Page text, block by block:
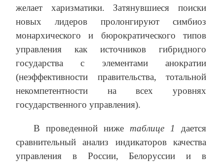
желает харизматики. Затянувшиеся поиски
новых лидеров пролонгируют симбиоз
монархического и бюрократического типов
управления как источников гибридного
государства с элементами анократии
(неэффективности правительства, тотальной
некомпетентности на всех уровнях
государственного управления).
В проведенной ниже таблице 1
дается
сравнительный анализ индикаторов качества
управления в России, Белоруссии и в